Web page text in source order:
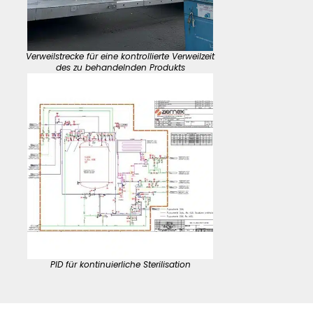
Verweilstrecke für eine kontrollierte Verweilzeit
des zu behandelnden Produkts
PID für kontinuierliche Sterilisation